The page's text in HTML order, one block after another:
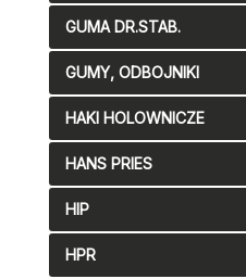
GUMA DR.STAB.
GUMY, ODBOJNIKI
HAKI HOLOWNICZE
HANS PRIES
HIP
HPR